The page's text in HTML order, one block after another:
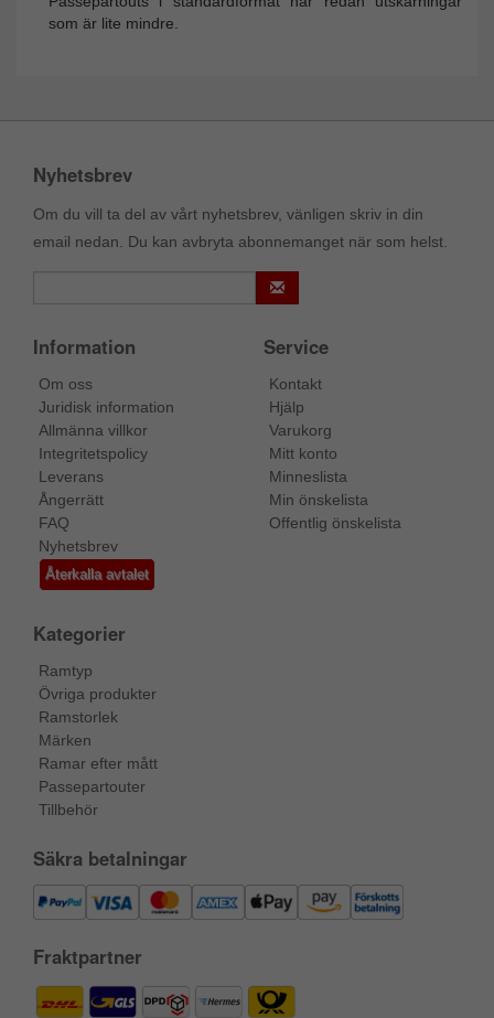
som är lite mindre.
Nyhetsbrev
Om du vill ta del av vårt nyhetsbrev, vänligen skriv in din
email nedan. Du kan avbryta abonnemanget när som helst.
Information
Om oss
Juridisk information
Allmänna villkor
Integritetspolicy
Leverans
Ångerrätt
FAQ
Nyhetsbrev
Återkalla avtalet
Service
Kontakt
Hjälp
Varukorg
Mitt konto
Minneslista
Min önskelista
Offentlig önskelista
Kategorier
Ramtyp
Övriga produkter
Ramstorlek
Märken
Ramar efter mått
Passepartouter
Tillbehör
Säkra betalningar
Fraktpartner